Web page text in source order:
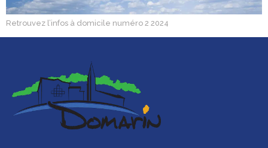
Retrouvez l’infos à domicile numéro 2 2024